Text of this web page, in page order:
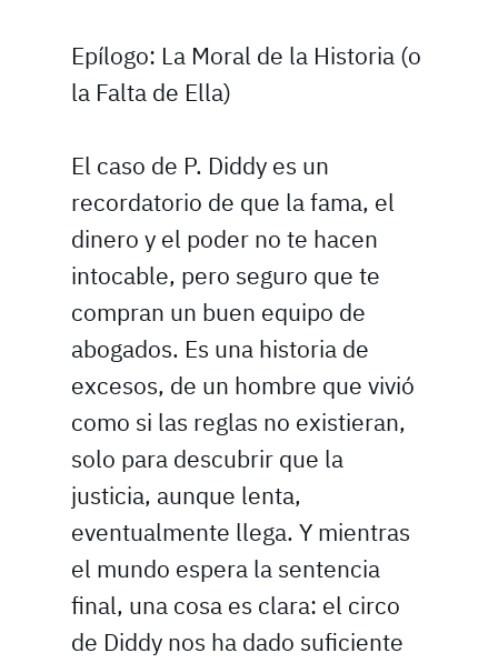
Epílogo: La Moral de la Historia (o
la Falta de Ella)
El caso de P. Diddy es un
recordatorio de que la fama, el
dinero y el poder no te hacen
intocable, pero seguro que te
compran un buen equipo de
abogados. Es una historia de
excesos, de un hombre que vivió
como si las reglas no existieran,
solo para descubrir que la
justicia, aunque lenta,
eventualmente llega. Y mientras
el mundo espera la sentencia
final, una cosa es clara: el circo
de Diddy nos ha dado suficiente